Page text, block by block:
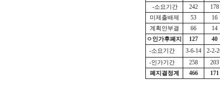
-소요기간 242
178
미제출배제
53
16
계획안부결
66
14
ㅇ인가후폐지
127
40
-소요기간 3-6-14
2-2-
-인가기간 258
203
폐지결정계
466 171